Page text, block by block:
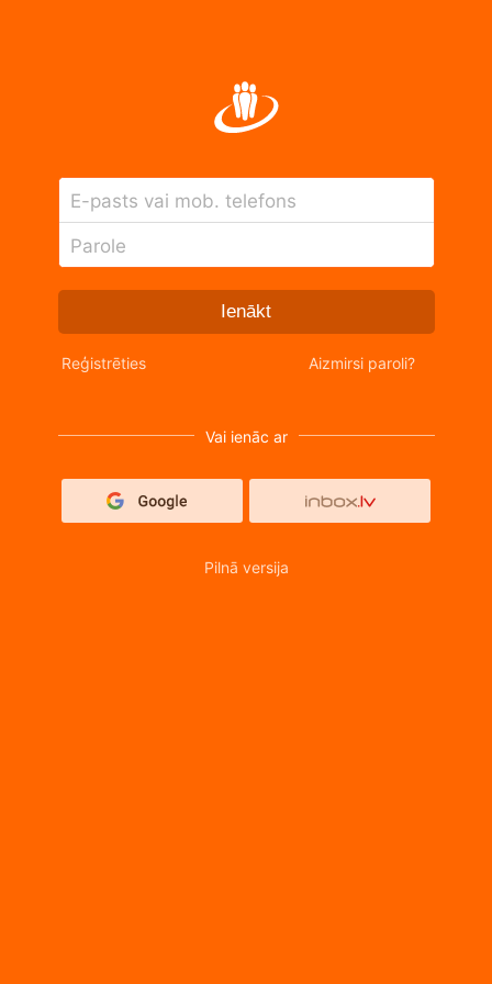
E-pasts vai mob. telefons
Parole
Ienākt
Reģistrēties Aizmirsi paroli?
Vai ienāc ar
Pilnā versija